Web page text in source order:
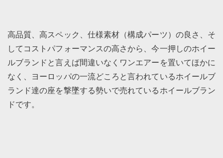
高品質、高スペック、仕様素材（構成パーツ）の良さ、そ
してコストパフォーマンスの高さから、今一押しのホイー
ルブランドと言えば間違いなくワンエアーを置いてほかに
なく、ヨーロッパの一流どころと言われているホイールブ
ランド達の座を撃墜する勢いで売れているホイールブラン
ドです。